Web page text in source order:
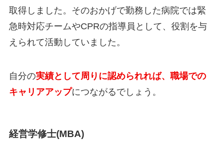
取得しました。そのおかげで勤務した病院では緊
急時対応チームやCPRの指導員として、役割を与
えられて活動していました。
自分の実績として周りに認められれば、職場での
キャリアアップにつながるでしょう。
経営学修士(MBA)